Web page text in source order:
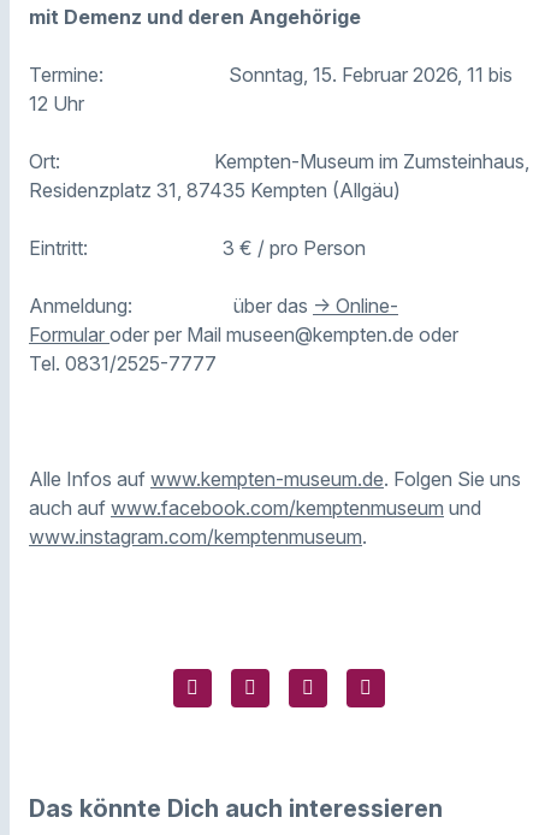
mit Demenz und deren Angehörige
Termine: Sonntag, 15. Februar 2026, 11 bis
12 Uhr
Ort:
Kempten-Museum im Zumsteinhaus,
Residenzplatz 31, 87435 Kempten (Allgäu)
Eintritt: 3 € / pro Person
Anmeldung: über das -> Online-
Formular oder per Mail museen@kempten.de oder
Tel. 0831/2525-7777
Alle Infos auf www.kempten-museum.de. Folgen Sie uns
auch auf www.facebook.com/kemptenmuseum und
www.instagram.com/kemptenmuseum.
Das könnte Dich auch interessieren